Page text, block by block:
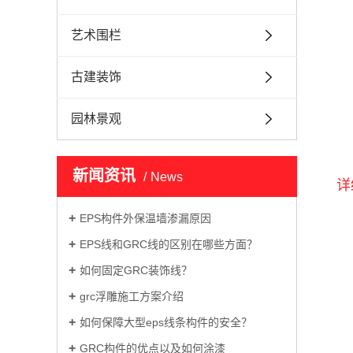
艺术围栏
古建装饰
园林景观
新闻资讯 News
EPS构件外保温墙渗漏原因
EPS线和GRC线的区别在哪些方面？
如何固定GRC装饰线？
grc浮雕施工方案介绍
如何保障大型eps线条构件的安全？
GRC构件的优点以及如何涂漆